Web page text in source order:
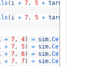
( i + 7 , 5 + target
( i + 7 , 5 + target
+ 7 , 4) = sim.Cells
+ 7 , 5) = sim.Cells
+ 7 , 6) = sim.Cells
+ 7 , 7) = sim.Cells